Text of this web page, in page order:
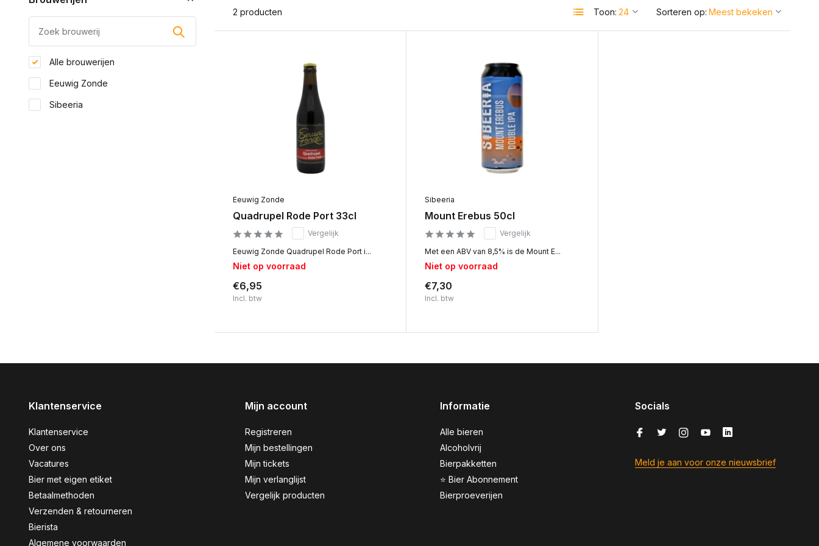
Alle brouwerijen
Eeuwig Zonde
Sibeeria
2 producten Toon: Sorteren op:
Eeuwig Zonde
Quadrupel Rode Port 33cl
Vergelijk
Eeuwig Zonde Quadrupel Rode Port i...
Niet op voorraad
€6,95
Incl. btw
Sibeeria
Mount Erebus 50cl
Vergelijk
Met een ABV van 8,5% is de Mount E...
Niet op voorraad
€7,30
Incl. btw
Klantenservice
Klantenservice
Over ons
Vacatures
Bier met eigen etiket
Betaalmethoden
Verzenden & retourneren
Bierista
Algemene voorwaarden
Mijn account
Registreren
Mijn bestellingen
Mijn tickets
Mijn verlanglijst
Vergelijk producten
Informatie
Alle bieren
Alcoholvrij
Bierpakketten
⭐ Bier Abonnement
Bierproeverijen
Socials
Meld je aan voor onze nieuwsbrief